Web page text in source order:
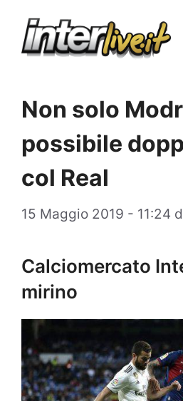
Non solo
possibile
col Real
15 Maggio 2019 - 11:24
Calciomercato
mirino